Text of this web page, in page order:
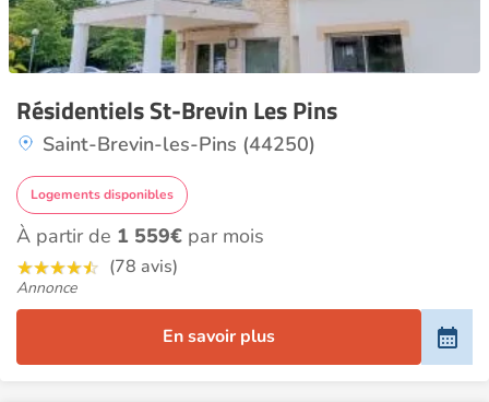
Résidentiels St-Brevin Les Pins
Saint-Brevin-les-Pins (44250)
Logements disponibles
À partir de 1 559€ par mois
(78 avis)
Annonce
En savoir plus